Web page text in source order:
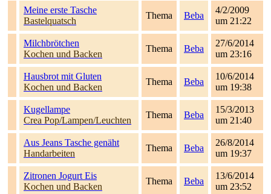
Meine erste Tasche
Bastelquatsch
Thema Beba
4/2/2009
um 21:22
Milchbrötchen
Kochen und Backen
Thema Beba
27/6/2014
um 23:16
Hausbrot mit Gluten
Kochen und Backen
Thema Beba
10/6/2014
um 19:38
Kugellampe
Crea Pop/Lampen/Leuchten
Thema Beba
15/3/2013
um 21:40
Aus Jeans Tasche genäht
Handarbeiten
Thema Beba
26/8/2014
um 19:37
Zitronen Jogurt Eis
Kochen und Backen
Thema Beba
13/6/2014
um 23:52